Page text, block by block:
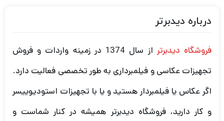
درباره دیدبرتر
فروشگاه دیدبرتر
از سال 1374 در زمینه واردات و فروش
تجهیزات عکاسی و فیلمبرداری به طور تخصصی فعالیت دارد.
اگر عکاس یا فیلمبردار هستید و یا با تجهیزات استودیوییسر
و کار دارید، فروشگاه دیدبرتر همیشه در کنار شماست و